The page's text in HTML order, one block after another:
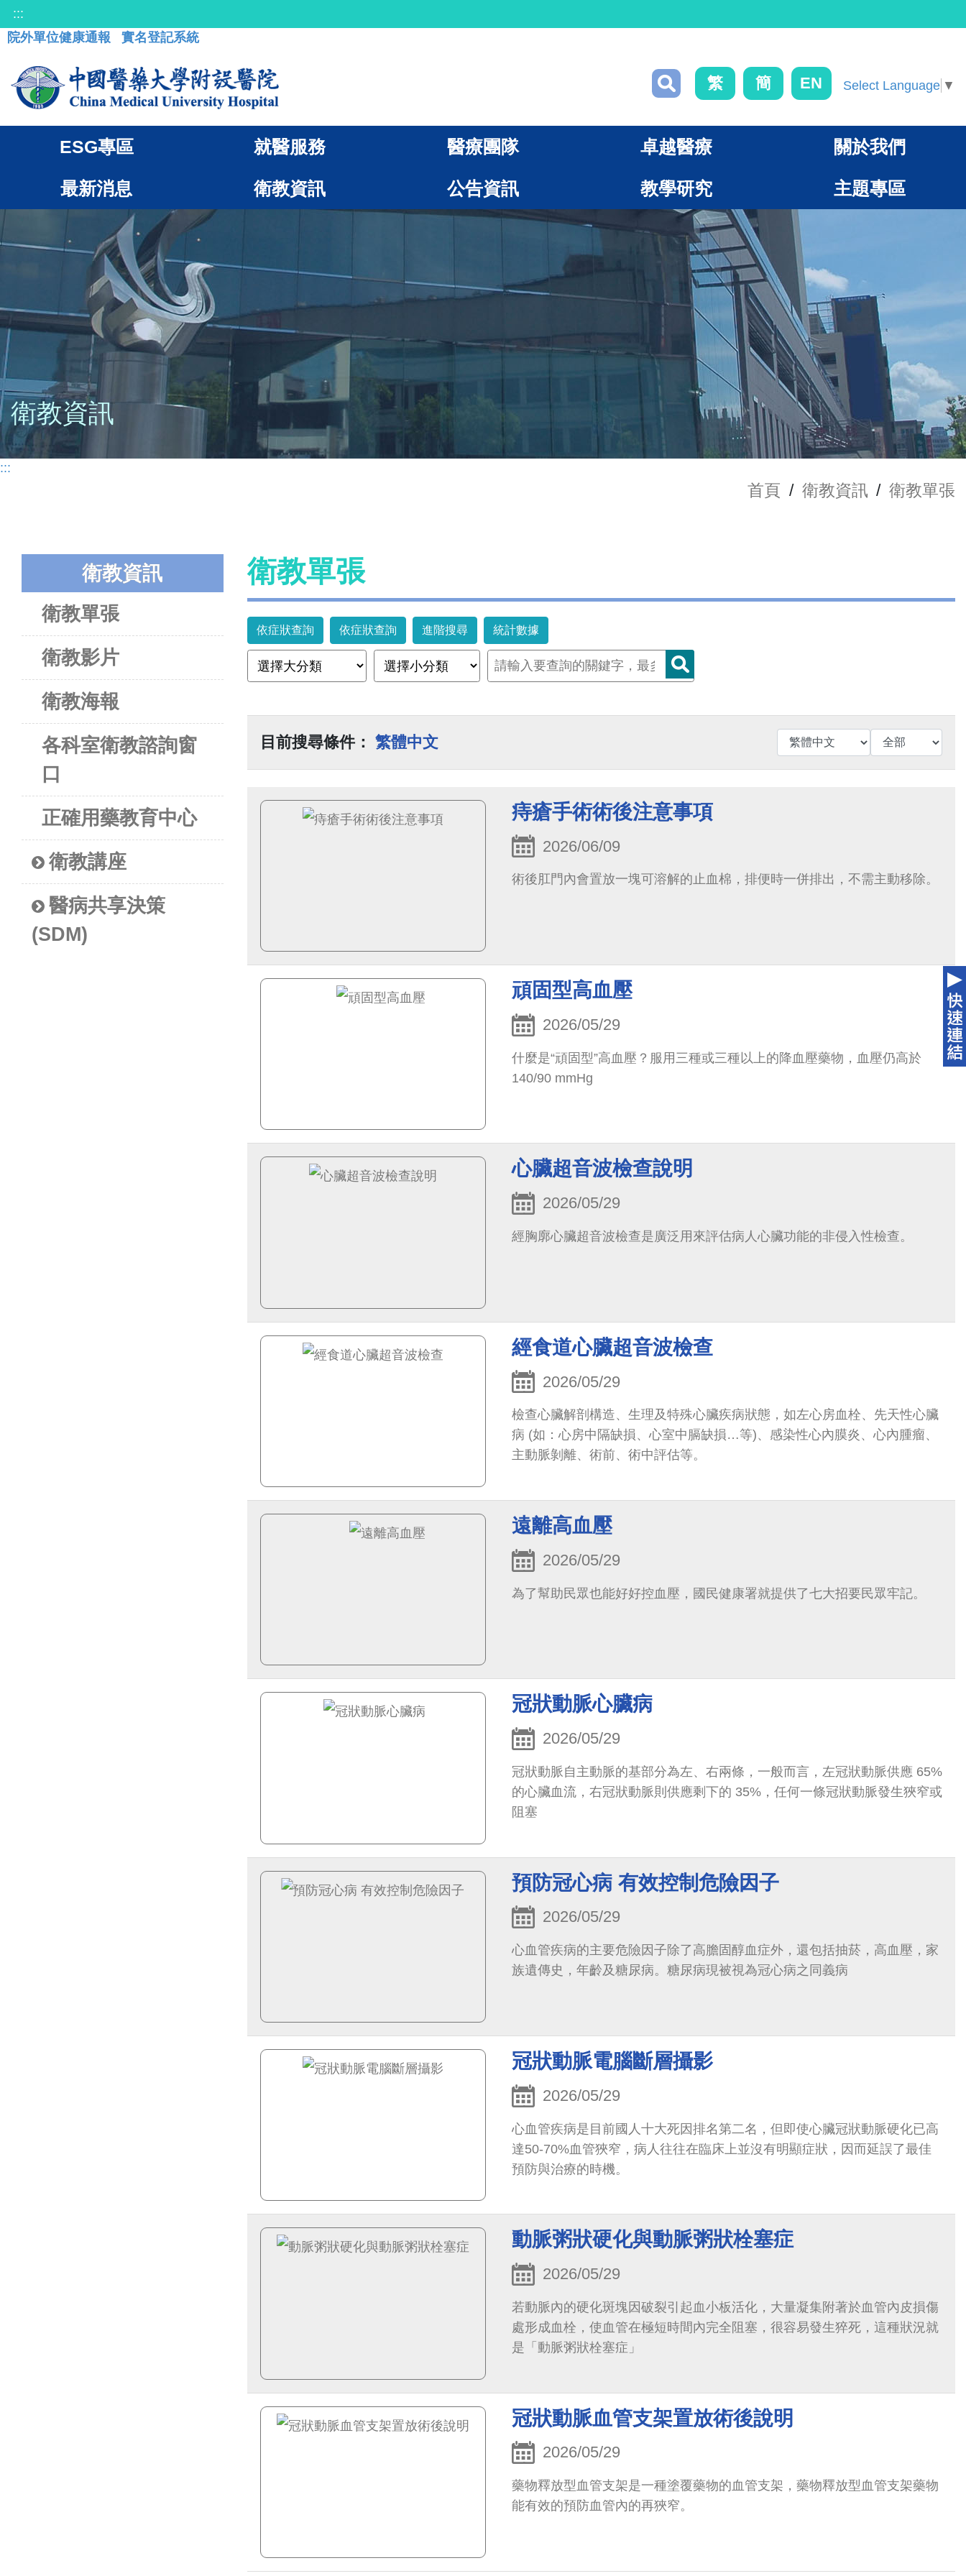
:::
院外單位健康通報
實名登記系統
繁 簡 EN Select Language ▼
ESG專區 就醫服務 醫療團隊 卓越醫療 關於我們
最新消息 衛教資訊 公告資訊 教學研究 主題專區
衛教資訊
:::
首頁 / 衛教資訊 / 衛教單張
衛教資訊
衛教單張
衛教影片
衛教海報
各科室衛教諮詢窗
口
正確用藥教育中心
衛教講座
醫病共享決策
(SDM)
衛教單張
依症狀查詢 依症狀查詢 進階搜尋 統計數據
目前搜尋條件： 繁體中文
痔瘡手術術後注意事項
2026/06/09
術後肛門內會置放一塊可溶解的止血棉，排便時一併排出，不需主動移除。
頑固型高血壓
2026/05/29
什麼是“頑固型”高血壓？服用三種或三種以上的降血壓藥物，血壓仍高於
140/90 mmHg
心臟超音波檢查說明
2026/05/29
經胸廓心臟超音波檢查是廣泛用來評估病人心臟功能的非侵入性檢查。
經食道心臟超音波檢查
2026/05/29
檢查心臟解剖構造、生理及特殊心臟疾病狀態，如左心房血栓、先天性心臟
病 (如：心房中隔缺損、心室中膈缺損…等)、感染性心內膜炎、心內腫瘤、
主動脈剝離、術前、術中評估等。
遠離高血壓
2026/05/29
為了幫助民眾也能好好控血壓，國民健康署就提供了七大招要民眾牢記。
冠狀動脈心臟病
2026/05/29
冠狀動脈自主動脈的基部分為左、右兩條，一般而言，左冠狀動脈供應 65%
的心臟血流，右冠狀動脈則供應剩下的 35%，任何一條冠狀動脈發生狹窄或
阻塞
預防冠心病 有效控制危險因子
2026/05/29
心血管疾病的主要危險因子除了高膽固醇血症外，還包括抽菸，高血壓，家
族遺傳史，年齡及糖尿病。糖尿病現被視為冠心病之同義病
冠狀動脈電腦斷層攝影
2026/05/29
心血管疾病是目前國人十大死因排名第二名，但即使心臟冠狀動脈硬化已高
達50-70%血管狹窄，病人往往在臨床上並沒有明顯症狀，因而延誤了最佳
預防與治療的時機。
動脈粥狀硬化與動脈粥狀栓塞症
2026/05/29
若動脈內的硬化斑塊因破裂引起血小板活化，大量凝集附著於血管內皮損傷
處形成血栓，使血管在極短時間內完全阻塞，很容易發生猝死，這種狀況就
是「動脈粥狀栓塞症」
冠狀動脈血管支架置放術後說明
2026/05/29
藥物釋放型血管支架是一種塗覆藥物的血管支架，藥物釋放型血管支架藥物
能有效的預防血管內的再狹窄。